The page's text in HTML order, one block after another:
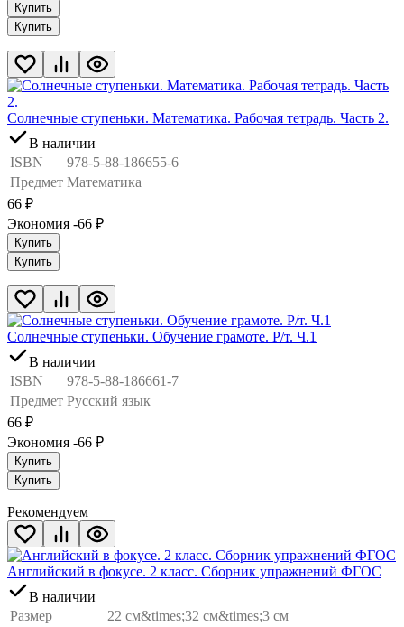
Купить
Купить
Солнечные ступеньки. Математика. Рабочая тетрадь. Часть 2.
В наличии
ISBN
978-5-88-186655-6
Предмет Математика
66 ₽
Экономия -66 ₽
Купить
Купить
Солнечные ступеньки. Обучение грамоте. Р/т. Ч.1
В наличии
ISBN
978-5-88-186661-7
Предмет Русский язык
66 ₽
Экономия -66 ₽
Купить
Купить
Рекомендуем
Английский в фокусе. 2 класс. Сборник упражнений ФГОС
В наличии
Размер
22 см&times;32 см&times;3 см